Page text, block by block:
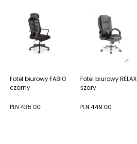
PLN 435.00
Fotel biurowy FABIO
czarny
PLN 449.00
Fotel biurowy RELAX
szary